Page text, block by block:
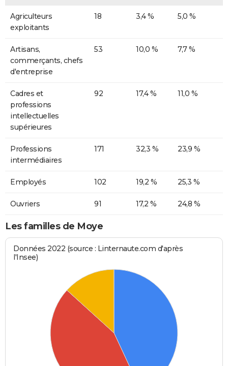
Agriculteurs
exploitants
18 3,4 % 5,0 %
Artisans,
commerçants, chefs
d'entreprise
53 10,0 % 7,7 %
Cadres et
professions
intellectuelles
supérieures
92 17,4 % 11,0 %
Professions
intermédiaires
171 32,3 % 23,9 %
Employés 102 19,2 % 25,3 %
Ouvriers 91 17,2 % 24,8 %
Les familles de Moye
Données 2022 (source : Linternaute.com d'après
l'Insee)